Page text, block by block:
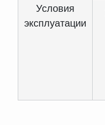
Условия
эксплуатации